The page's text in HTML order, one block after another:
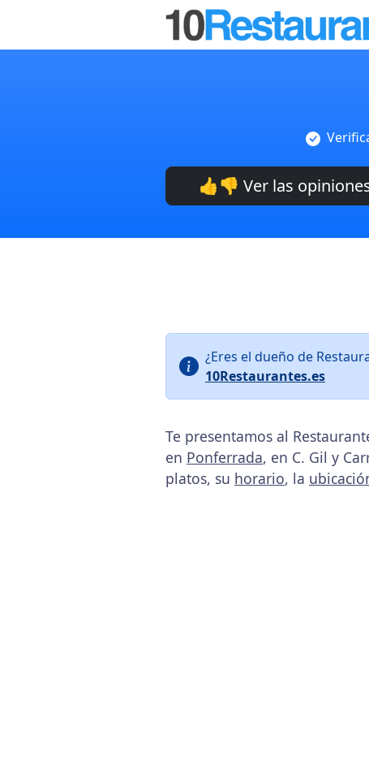
👍👎 Ver las
¿Eres el dueño de
10Restaurantes.es
Te presentamos al
en Ponferrada, en C. Gil y
platos, su horario, la